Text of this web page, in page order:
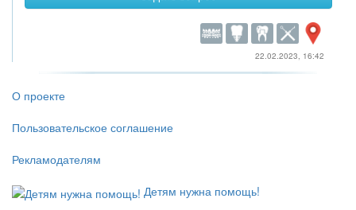
22.02.2023, 16:42
О проекте
Пользовательское соглашение
Рекламодателям
Детям нужна помощь!